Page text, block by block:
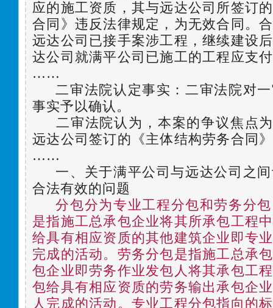
应的施工资质，其与远达公司所签订
合同》违反法律规定，为无效合同。
远达公司已接手案涉工程，继续建设
达公司就满平公司已施工的工程应支
……
二审法院认定事实：二审法院对一
事实予以确认。
二审法院认为，本案的争议焦点
远达公司签订的《主体结构劳务合同
……
一、关于满平公司与远达公司之间
合法有效的问题
分包分为专业工程分包和劳务分
是指施工总承包企业将其所承包工程
给具有相应资质的其他建筑企业即专
完成的活动。劳务分包是指施工总承
包企业即劳务作业发包人将其承包工
包给具有相应资质的劳务输出承包企
人完成的活动。 专业工程分包指向的